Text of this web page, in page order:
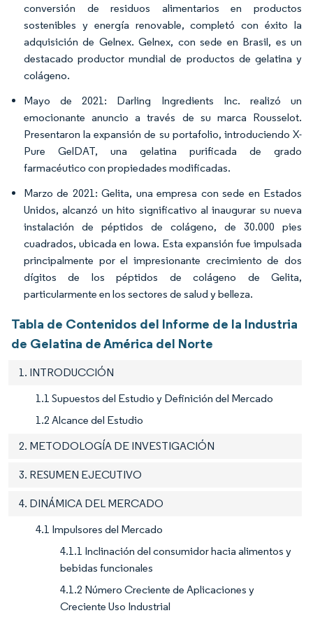
conversión de residuos alimentarios en productos
sostenibles y energía renovable, completó con éxito la
adquisición de Gelnex. Gelnex, con sede en Brasil, es un
destacado productor mundial de productos de gelatina y
colágeno.
Mayo de 2021: Darling Ingredients Inc. realizó un
emocionante anuncio a través de su marca Rousselot.
Presentaron la expansión de su portafolio, introduciendo X-
Pure GelDAT, una gelatina purificada de grado
farmacéutico con propiedades modificadas.
Marzo de 2021: Gelita, una empresa con sede en Estados
Unidos, alcanzó un hito significativo al inaugurar su nueva
instalación de péptidos de colágeno, de 30.000 pies
cuadrados, ubicada en Iowa. Esta expansión fue impulsada
principalmente por el impresionante crecimiento de dos
dígitos de los péptidos de colágeno de Gelita,
particularmente en los sectores de salud y belleza.
Tabla de Contenidos del Informe de la Industria
de Gelatina de América del Norte
1. INTRODUCCIÓN
1.1 Supuestos del Estudio y Definición del Mercado
1.2 Alcance del Estudio
2. METODOLOGÍA DE INVESTIGACIÓN
3. RESUMEN EJECUTIVO
4. DINÁMICA DEL MERCADO
4.1 Impulsores del Mercado
4.1.1 Inclinación del consumidor hacia alimentos y
bebidas funcionales
4.1.2 Número Creciente de Aplicaciones y
Creciente Uso Industrial